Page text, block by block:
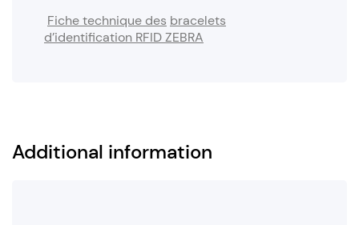
Fiche technique des bracelets
d’identification RFID ZEBRA
Additional information